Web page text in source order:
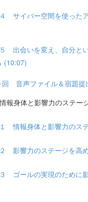
サイバー空間を使った
出会いを変え、自分と
(10:07)
回 音声ファイル＆宿題提
身体と影響力のステージ
情報身体と影響力のス
影響力のステージを高
ゴールの実現のために